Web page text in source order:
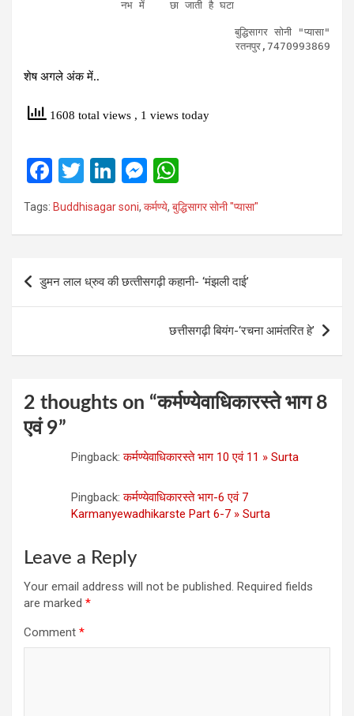
नभ में    छा जाती है घटा
बुद्धिसागर सोनी "प्यासा"
रतनपुर,7470993869
शेष अगले अंक में..
1608 total views , 1 views today
F
a
ce
o
T
wi
tt
Li
ke
n
M
es
se
g
er
h
at
A
p
p
Tags: Buddhisagar soni, कर्मण्‍ये, बुद्धिसागर सोनी "प्यासा"
navigation
डुमन लाल ध्रुव की छत्‍तीसगढ़ी कहानी- ‘मंझली दाई’
छत्तीसगढ़ी बियंग-‘रचना आमंतरित हे’
2 thoughts on “कर्मण्‍येवाधिकारस्‍ते भाग 8
एवं 9”
Pingback:कर्मण्‍येवाधिकारस्‍ते भाग 10 एवं 11 » Surta
Pingback:कर्मण्‍येवाधिकारस्‍ते भाग-6 एवं 7
Karmanyewadhikarste Part 6-7 » Surta
Leave a Reply
Your email address will not be published. Required fields
are marked *
Comment *